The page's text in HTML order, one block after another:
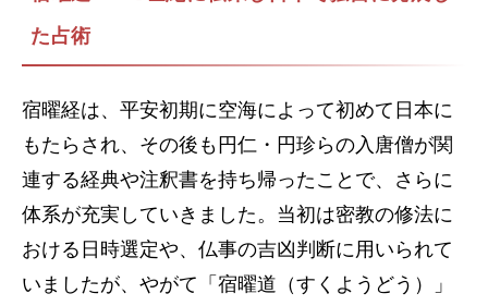
た占術
宿曜経は、平安初期に空海によって初めて日本に
もたらされ、その後も円仁・円珍らの入唐僧が関
連する経典や注釈書を持ち帰ったことで、さらに
体系が充実していきました。当初は密教の修法に
おける日時選定や、仏事の吉凶判断に用いられて
いましたが、やがて「宿曜道（すくようどう）」